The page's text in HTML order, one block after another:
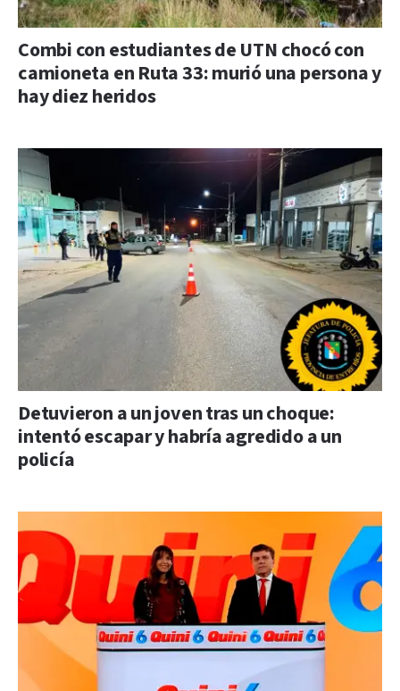
Combi con estudiantes de UTN chocó con
camioneta en Ruta 33: murió una persona y
hay diez heridos
Detuvieron a un joven tras un choque:
intentó escapar y habría agredido a un
policía